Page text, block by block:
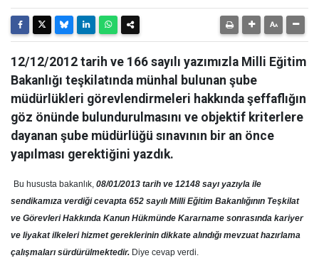
12/12/2012 tarih ve 166 sayılı yazımızla Milli Eğitim
Bakanlığı teşkilatında münhal bulunan şube
müdürlükleri görevlendirmeleri hakkında şeffaflığın
göz önünde bulundurulmasını ve objektif kriterlere
dayanan şube müdürlüğü sınavının bir an önce
yapılması gerektiğini yazdık.
Bu hususta bakanlık, 08/01/2013 tarih ve 12148 sayı yazıyla ile
sendikamıza verdiği cevapta 652 sayılı Milli Eğitim Bakanlığının Teşkilat
ve Görevleri Hakkında Kanun Hükmünde Kararname sonrasında kariyer
ve liyakat ilkeleri hizmet gereklerinin dikkate alındığı mevzuat hazırlama
çalışmaları sürdürülmektedir. Diye cevap verdi.